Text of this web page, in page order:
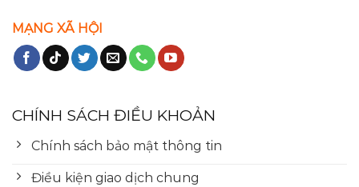
MẠNG XÃ HỘI
CHÍNH SÁCH ĐIỀU KHOẢN
Chính sách bảo mật thông tin
Điều kiện giao dịch chung